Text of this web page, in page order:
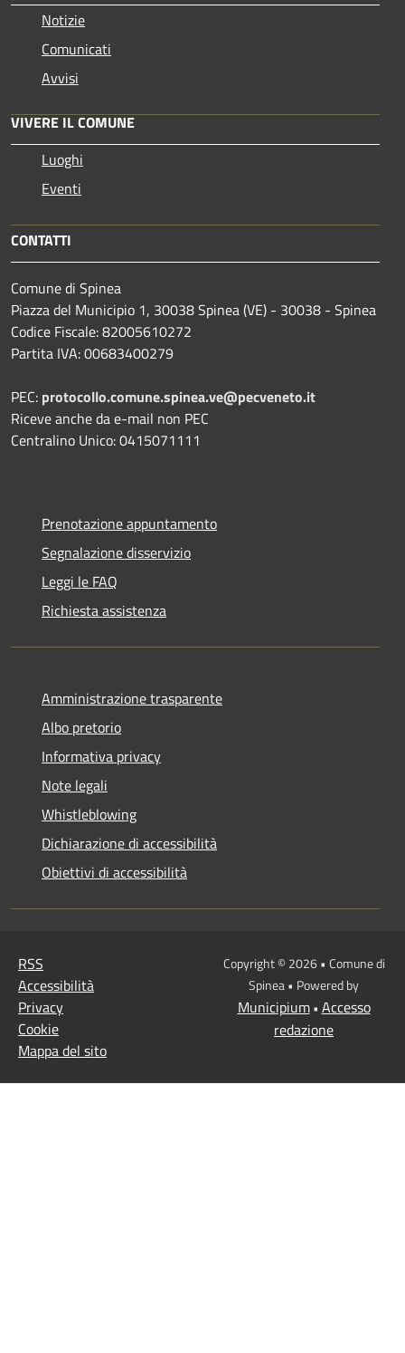
Notizie
Comunicati
Avvisi
VIVERE IL COMUNE
Luoghi
Eventi
CONTATTI
Comune di Spinea
Piazza del Municipio 1, 30038 Spinea (VE) - 30038 - Spinea
Codice Fiscale: 82005610272
Partita IVA: 00683400279
PEC: protocollo.comune.spinea.ve@pecveneto.it
Riceve anche da e-mail non PEC
Centralino Unico: 0415071111
Prenotazione appuntamento
Segnalazione disservizio
Leggi le FAQ
Richiesta assistenza
Amministrazione trasparente
Albo pretorio
Informativa privacy
Note legali
Whistleblowing
Dichiarazione di accessibilità
Obiettivi di accessibilità
RSS
Accessibilità
Privacy
Cookie
Mappa del sito
Copyright © 2026 • Comune di
Spinea • Powered by
Municipium• Accesso
redazione